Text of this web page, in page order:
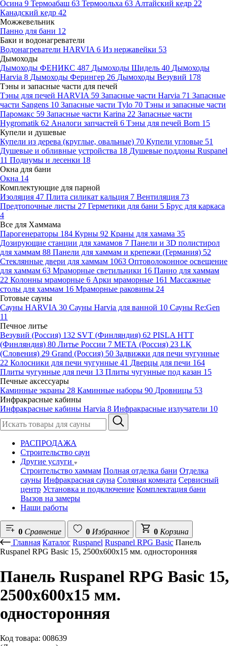
Осина 9 Термоабаш 63 Термоольха 63 Алтайский кедр 22
Канадский кедр 42
Можжевельник
Панно для бани 12
Баки и водонагреватели
Водонагреватели HARVIA 6 Из нержавейки 53
Дымоходы
Дымоходы ФЕНИКС 487 Дымоходы Шидель 40 Дымоходы
Harvia 8 Дымоходы Ферингер 26 Дымоходы Везувий 178
Тэны и запасные части для печей
Тэны для печей HARVIA 59 Запасные части Harvia 71 Запасные
части Sangens 10 Запасные части Tylo 70 Тэны и запасные части
Паромакс 59 Запасные части Karina 22 Запасные части
Hygromatik 62 Аналоги запчастей 6 Тэны для печей Born 15
Купели и душевые
Купели из дерева (круглые, овальные) 70 Купели угловые 51
Душевые и обливные устройства 18 Душевые поддоны Ruspanel
11 Подиумы и лесенки 18
Окна для бани
Окна 14
Комплектующие для парной
Изоляция 47 Плита силикат кальция 7 Вентиляция 73
Предтопочные листы 27 Герметики для бани 5 Брус для каркаса
4
Все для Хаммама
Парогенераторы 184 Курны 92 Краны для хамама 35
Дозирующие станции для хамамов 7 Панели и 3D полистирол
для хаммам 88 Панели для хаммам и крепежи (Германия) 52
Стеклянные двери для хаммам 1063 Оптоволоконное освещение
для хаммам 63 Мраморные светильники 16 Панно для хаммам
22 Колонны мраморные 6 Арки мраморные 161 Массажные
столы для хаммам 16 Мраморные раковины 24
Готовые сауны
Сауны HARVIA 30 Сауны Harvia для ванной 10 Сауны Re:Gen
11
Печное литье
Везувий (Россия) 132 SVT (Финляндия) 62 PISLA HTT
(Финляндия) 80 Литье России 7 МЕТА (Россия) 23 LK
(Словения) 29 Grand (Россия) 50 Задвижки для печи чугунные
22 Колосники для печи чугунные 41 Дверцы для печи 164
Плиты чугунные для печи 13 Плиты чугунные под казан 15
Печные аксессуары
Каминные экраны 28 Каминные наборы 90 Дровницы 53
Инфракрасные кабины
Инфракрасные кабины Harvia 8 Инфракрасные излучатели 10
РАСПРОДАЖА
Строительство саун
Другие услуги
Строительство хаммам Полная отделка бани Отделка
сауны Инфракрасная сауна Соляная комната Сервисный
центр Установка и подключение Комплектация бани
Вызов на замеры
Наши работы
0 Сравнение 0 Избранное 0 Корзина
Главная Каталог Ruspanel Ruspanel RPG Basic Панель
Ruspanel RPG Basic 15, 2500х600х15 мм. односторонняя
Панель Ruspanel RPG Basic 15,
2500х600х15 мм.
односторонняя
Код товара: 008639